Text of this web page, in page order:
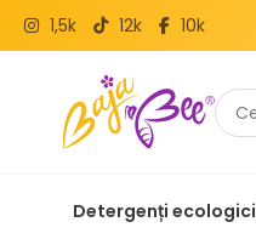
1,5k 12k 10k
Detergenți ecologici